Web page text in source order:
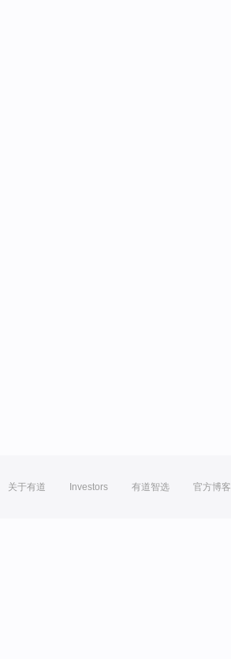
关于有道 Investors 有道智选 官方博客